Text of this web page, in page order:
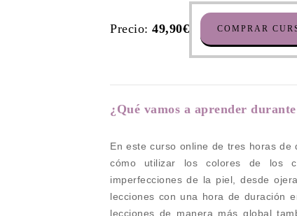
Precio: 49,90€ COMPRAR
¿Qué vamos a aprender
En este curso online de tres horas
cómo utilizar los colores de los
imperfecciones de la piel, desde
lecciones con una hora de duración
lecciones de manera más global